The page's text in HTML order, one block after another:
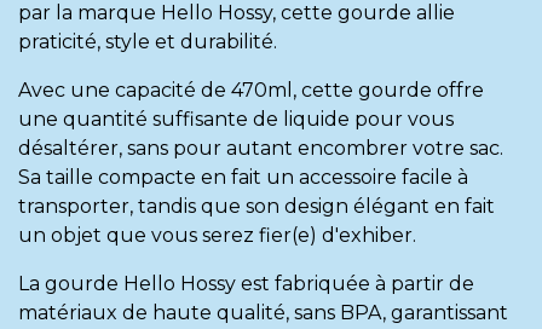
par la marque Hello Hossy, cette gourde allie
praticité, style et durabilité.
Avec une capacité de 470ml, cette gourde offre
une quantité suffisante de liquide pour vous
désaltérer, sans pour autant encombrer votre sac.
Sa taille compacte en fait un accessoire facile à
transporter, tandis que son design élégant en fait
un objet que vous serez fier(e) d'exhiber.
La gourde Hello Hossy est fabriquée à partir de
matériaux de haute qualité, sans BPA, garantissant